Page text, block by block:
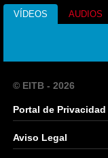
VÍDEOS AUDIOS
© EITB - 2026
Portal de Privacidad
Aviso Legal